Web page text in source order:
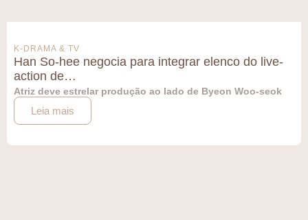
K-DRAMA & TV
Han So-hee negocia para integrar elenco do live-
action de…
Atriz deve estrelar produção ao lado de Byeon Woo-seok
Leia mais